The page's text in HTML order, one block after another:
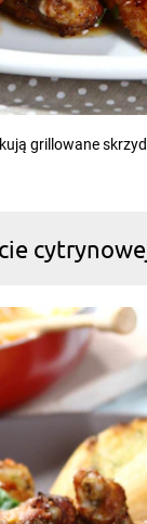
grillowane